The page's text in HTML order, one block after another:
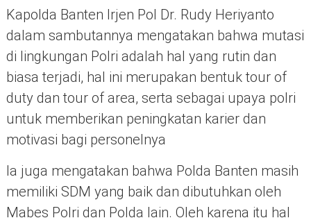
Kapolda Banten Irjen Pol Dr. Rudy Heriyanto
dalam sambutannya mengatakan bahwa mutasi
di lingkungan Polri adalah hal yang rutin dan
biasa terjadi, hal ini merupakan bentuk tour of
duty dan tour of area, serta sebagai upaya polri
untuk memberikan peningkatan karier dan
motivasi bagi personelnya
Ia juga mengatakan bahwa Polda Banten masih
memiliki SDM yang baik dan dibutuhkan oleh
Mabes Polri dan Polda lain. Oleh karena itu hal